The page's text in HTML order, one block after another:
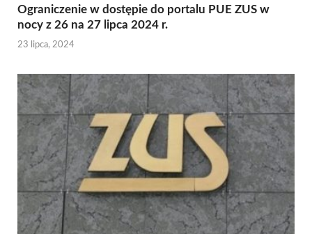
Ograniczenie w dostępie do portalu PUE ZUS w
nocy z 26 na 27 lipca 2024 r.
23 lipca, 2024